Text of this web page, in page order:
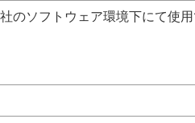
ソフトウェア環境下にて使用